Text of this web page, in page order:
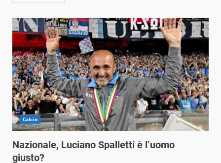
Calcio
Nazionale, Luciano Spalletti è l’uomo
giusto?